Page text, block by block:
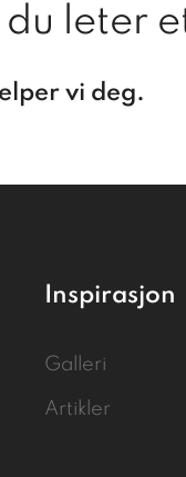
leter
vi deg.
Inspirasjon
Galleri
Artikler